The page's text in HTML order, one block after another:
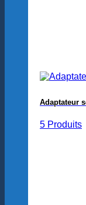
Adaptateur
5 Produits